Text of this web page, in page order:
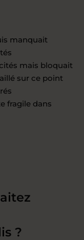
manquait
mais bloquait
sur ce point
fragile dans
?